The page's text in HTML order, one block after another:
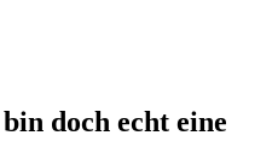
doch echt eine